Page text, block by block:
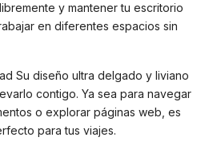
y mantener tu escritorio
en diferentes espacios sin
Su diseño ultra delgado y liviano
contigo. Ya sea para navegar
o explorar páginas web, es
para tus viajes.